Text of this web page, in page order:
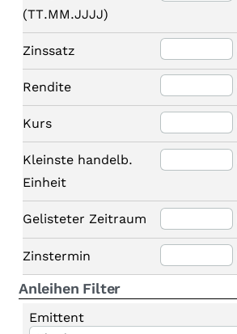
(TT.MM.JJJJ)
Zinssatz
Rendite
Kurs
Kleinste handelb.
Einheit
Gelisteter Zeitraum
Zinstermin
Anleihen Filter
Emittent